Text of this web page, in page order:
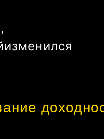
,
изменился